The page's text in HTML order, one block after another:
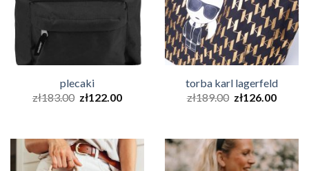
plecaki
zł183.00 zł122.00
torba karl lagerfeld
zł189.00 zł126.00